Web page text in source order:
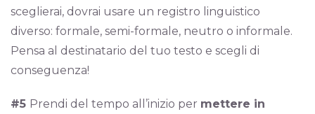
sceglierai, dovrai usare un registro linguistico
diverso: formale, semi-formale, neutro o informale.
Pensa al destinatario del tuo testo e scegli di
conseguenza!
#5 Prendi del tempo all’inizio per mettere in